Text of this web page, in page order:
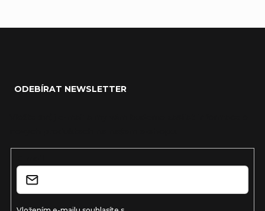
ODEBÍRAT NEWSLETTER